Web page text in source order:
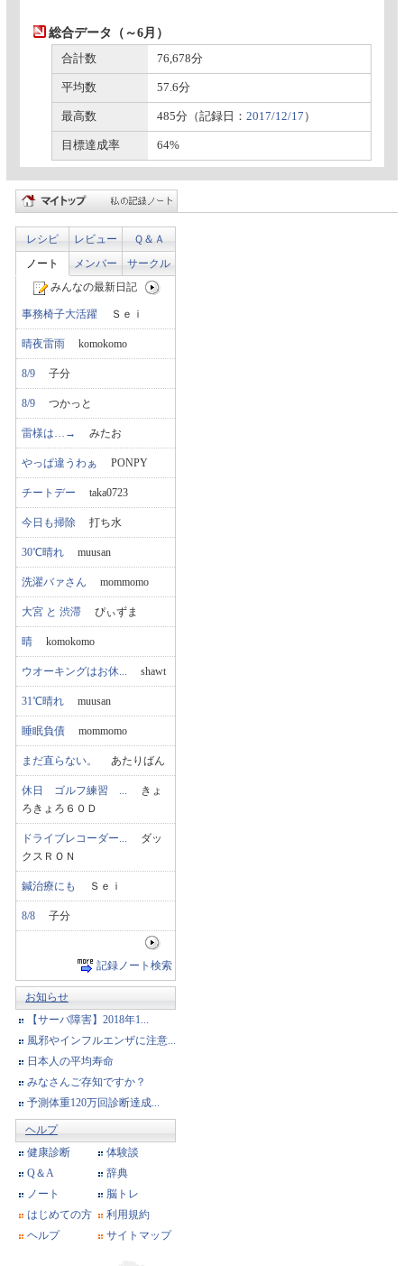
総合データ（～6月）
合計数 76,678分
平均数 57.6分
最高数 485分（記録日： 2017/12/17 ）
目標達成率 64%
レシピ レビュー
Ｑ＆Ａ
ノート
メンバー
サークル
みんなの最新日記
事務椅子大活躍 Ｓｅｉ
晴夜雷雨 komokomo
8/9 子分
8/9 つかっと
雷様は…→ みたお
やっぱ違うわぁ PONPY
チートデー taka0723
今日も掃除 打ち水
30℃晴れ muusan
洗濯バァさん mommomo
大宮 と 渋滞 ぴぃずま
晴 komokomo
ウオーキングはお休... shawt
31℃晴れ muusan
睡眠負債 mommomo
まだ直らない。 あたりばん
休日 ゴルフ練習 ... きょ
ろきょろ６０Ｄ
ドライブレコーダー... ダッ
クスＲＯＮ
鍼治療にも Ｓｅｉ
8/8 子分
記録ノート検索
お知らせ
【サーバ障害】2018年1...
風邪やインフルエンザに注意...
日本人の平均寿命
みなさんご存知ですか？
予測体重120万回診断達成...
ヘルプ
健康診断
体験談
Q＆A
辞典
ノート
脳トレ
はじめての方
利用規約
ヘルプ
サイトマップ